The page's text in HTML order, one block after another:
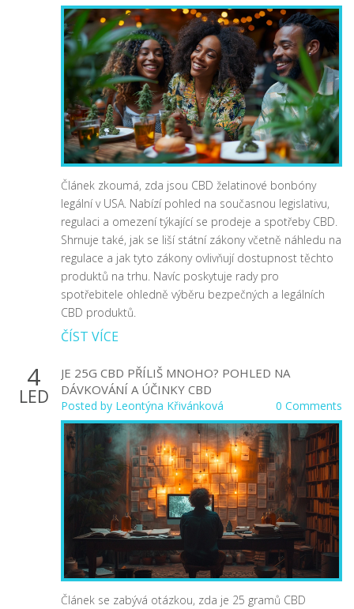
Článek zkoumá, zda jsou CBD želatinové bonbóny
legální v USA. Nabízí pohled na současnou legislativu,
regulaci a omezení týkající se prodeje a spotřeby CBD.
Shrnuje také, jak se liší státní zákony včetně náhledu na
regulace a jak tyto zákony ovlivňují dostupnost těchto
produktů na trhu. Navíc poskytuje rady pro
spotřebitele ohledně výběru bezpečných a legálních
CBD produktů.
ČÍST VÍCE
4
LED
JE 25G CBD PŘÍLIŠ MNOHO? POHLED NA
DÁVKOVÁNÍ A ÚČINKY CBD
Posted by Leontýna Křivánková 0 Comments
Článek se zabývá otázkou, zda je 25 gramů CBD